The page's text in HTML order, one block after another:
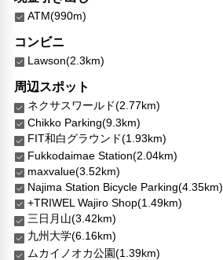
ATM(990m)
コンビニ
Lawson(2.3km)
周辺スポット
ネクサスワールド(2.77km)
Chikko Parking(9.3km)
FIT和白グラウンド(1.93km)
Fukkodaimae Station(2.04km)
maxvalue(3.52km)
Najima Station Bicycle Parking(4.35km)
+TRIWEL Wajiro Shop(1.49km)
三日月山(3.42km)
九州大学(6.16km)
ムカイノオカ公園(1.39km)